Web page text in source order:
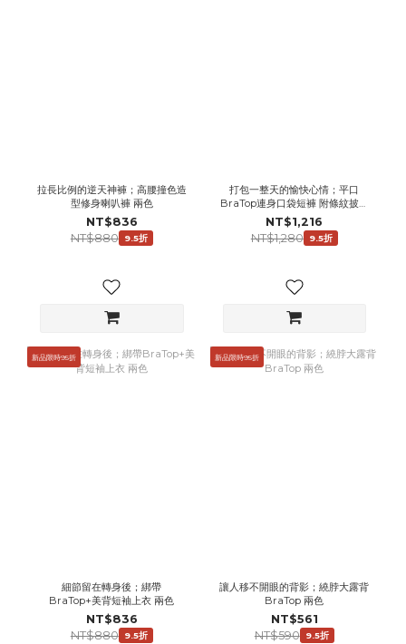
拉長比例的逆天神褲；高腰撞色造
型修身喇叭褲 兩色
NT$836
NT$880
9.5折
打包一整天的愉快心情；平口
BraTop連身口袋短褲 附條紋披肩
兩色
NT$1,216
NT$1,280
9.5折
新品限時95折
細節留在轉身後；綁帶
BraTop+美背短袖上衣 兩色
NT$836
NT$880
9.5折
新品限時95折
讓人移不開眼的背影；繞脖大露背
BraTop 兩色
NT$561
NT$590
9.5折